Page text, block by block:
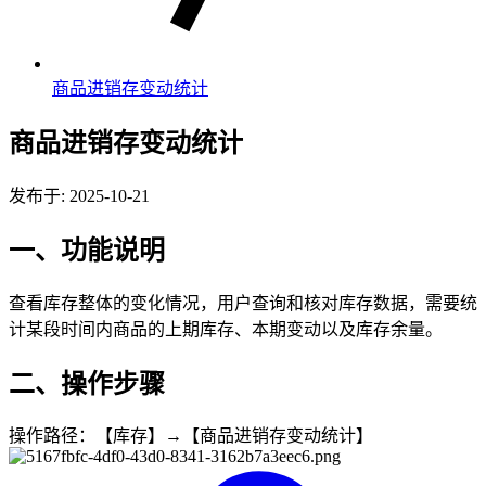
商品进销存变动统计
商品进销存变动统计
发布于: 2025-10-21
一、功能说明
查看库存整体的变化情况，用户查询和核对库存数据，需要统
计某段时间内商品的上期库存、本期变动以及库存余量。
二、操作步骤
操作路径：【库存】→【商品进销存变动统计】